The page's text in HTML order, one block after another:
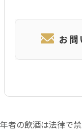
お問
の飲酒は法律で